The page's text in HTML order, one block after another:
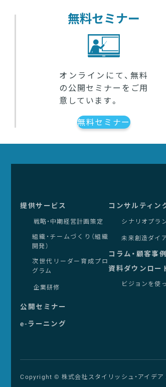
無料セミナー
オンラインにて、無料
の公開セミナーをご用
意しています。
無料セミナー
提供サービス
戦略・中期経営計画策定
組織・チームづくり（組織
開発）
次世代リーダー育成プロ
グラム
企業研修
公開セミナー
e-ラーニング
コンサルティン
シナリオプラ
未来創造ダイ
コラム・顧客事例
資料ダウンロー
ビジョンを使
Copyright © 株式会社スタイリッシュ・アイデ